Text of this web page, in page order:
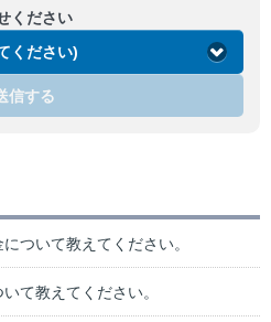
ください
ください)
信する
ついて教えてください。
て教えてください。